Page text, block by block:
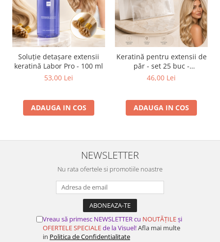
Soluție detașare extensii
keratină Labor Pro - 100 ml
53,00 Lei
ADAUGA IN COS
Keratină pentru extensii de
păr - set 25 buc -
TRANSPARENTĂ
46,00 Lei
ADAUGA IN COS
NEWSLETTER
Nu rata ofertele si promotiile noastre
Vreau să primesc NEWSLETTER cu NOUTĂȚILEși
OFERTELE SPECIALEde la Visuel!Afla mai multe
in Politica de Confidentialitate